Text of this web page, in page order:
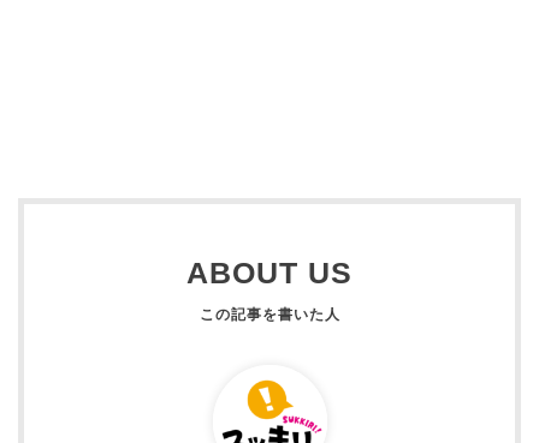
ABOUT US